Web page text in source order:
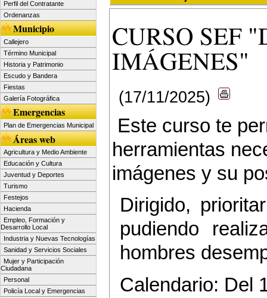
Perfil del Contratante
Ordenanzas
Municipio
Callejero
Término Municipal
Historia y Patrimonio
Escudo y Bandera
Fiestas
Galería Fotográfica
Emergencias
Plan de Emergencias Municipal
Áreas web
Agricultura y Medio Ambiente
Educación y Cultura
Juventud y Deportes
Turismo
Festejos
Hacienda
Empleo, Formación y
Desarrollo Local
Industria y Nuevas Tecnologías
Sanidad y Servicios Sociales
Mujer y Participación
Ciudadana
Personal
Policía Local y Emergencias
CURSO SEF
IMÁGENES"
(17/11/2025)
Este curso te
herramientas
imágenes y su
Dirigido,
pudiendo
hombres
Calendario: Del